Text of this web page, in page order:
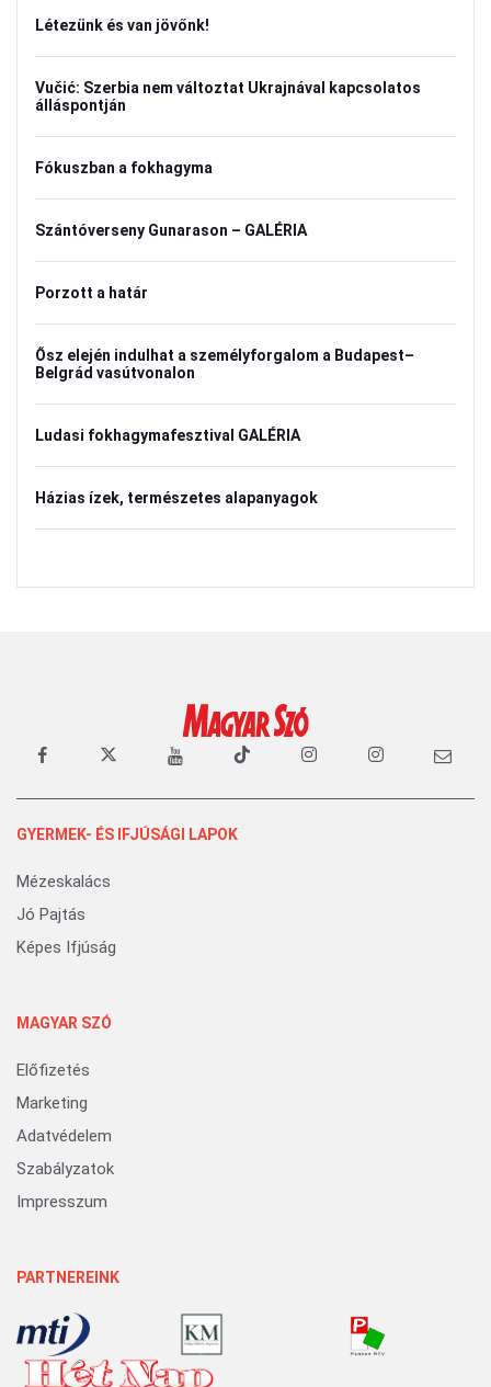
Létezünk és van jövőnk!
Vučić: Szerbia nem változtat Ukrajnával kapcsolatos
álláspontján
Fókuszban a fokhagyma
Szántóverseny Gunarason – GALÉRIA
Porzott a határ
Ősz elején indulhat a személyforgalom a Budapest–
Belgrád vasútvonalon
Ludasi fokhagymafesztival GALÉRIA
Házias ízek, természetes alapanyagok
GYERMEK- ÉS IFJÚSÁGI LAPOK
Mézeskalács
Jó Pajtás
Képes Ifjúság
MAGYAR SZÓ
Előfizetés
Marketing
Adatvédelem
Szabályzatok
Impresszum
PARTNEREINK